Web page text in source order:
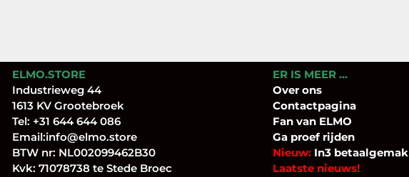
ELMO.STORE
Industrieweg 44
1613 KV Grootebroek
Tel: +31 644 644 086
Email:info@elmo.store
BTW nr: NL002099462B30
Kvk: 71078738 te Stede Broec
ER IS MEER …
Over ons
Contactpagina
Fanvan ELMO
Ga proef rijden
Nieuw:In3 betaalgemak
Laatste nieuws!